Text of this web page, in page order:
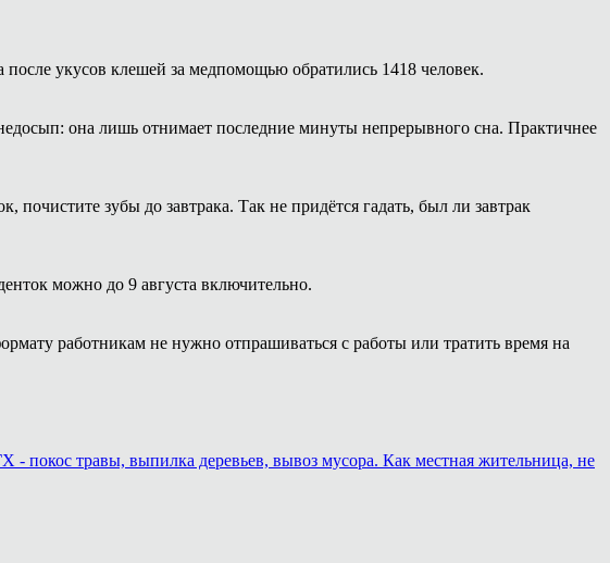
после укусов клешей за медпомощью обратились 1418 человек.
она лишь отнимает последние минуты непрерывного сна. Практичнее
зубы до завтрака. Так не придётся гадать, был ли завтрак
можно до 9 августа включительно.
работникам не нужно отпрашиваться с работы или тратить время на
покос травы, выпилка деревьев, вывоз мусора. Как местная жительница, не